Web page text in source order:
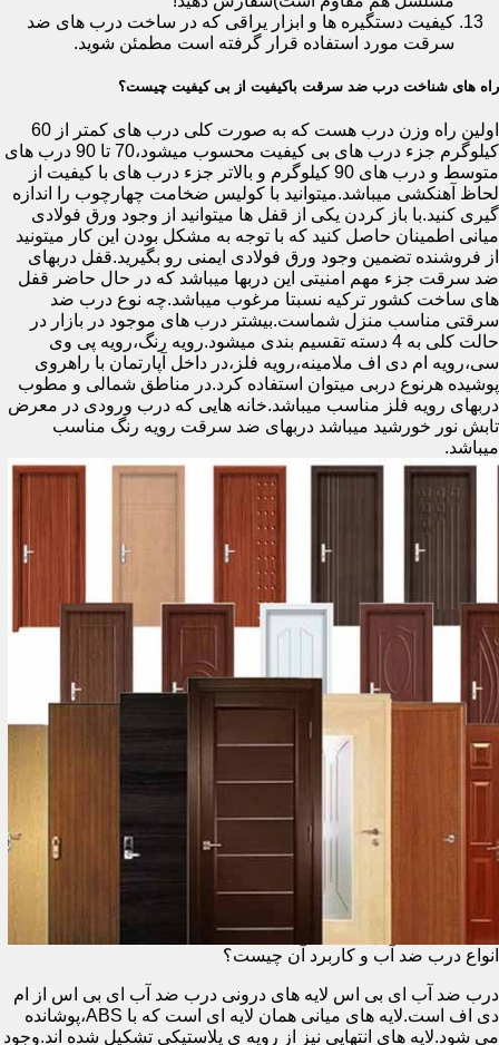
کیفیت دستگیره ها و ابزار یراقی که در ساخت درب های ضد
سرقت مورد استفاده قرار گرفته است مطمئن شوید.
راه های شناخت درب ضد سرقت باکیفیت از بی کیفیت چیست؟
اولین راه وزن درب هست که به صورت کلی درب های کمتر از 60
کیلوگرم جزء درب های بی کیفیت محسوب میشود،70 تا 90 درب های
متوسط و درب های 90 کیلوگرم و بالاتر جزء درب های با کیفیت از
لحاظ آهنکشی میباشد.میتوانید با کولیس ضخامت چهارچوب را اندازه
گیری کنید.با باز کردن یکی از قفل ها میتوانید از وجود ورق فولادی
میانی اطمینان حاصل کنید که با توجه به مشکل بودن این کار میتونید
از فروشنده تضمین وجود ورق فولادی ایمنی رو بگیرید.قفل دربهای
ضد سرقت جزء مهم امنیتی این دربها میباشد که در حال حاضر قفل
های ساخت کشور ترکیه نسبتا مرغوب میباشد.چه نوع درب ضد
سرقتی مناسب منزل شماست.بیشتر درب های موجود در بازار در
حالت کلی به 4 دسته تقسیم بندی میشود.رویه رنگ،رویه پی وی
سی،رویه ام دی اف ملامینه،رویه فلز،در داخل آپارتمان با راهروی
پوشیده هرنوع دربی میتوان استفاده کرد.در مناطق شمالی و مطوب
دربهای رویه فلز مناسب میباشد.خانه هایی که درب ورودی در معرض
تابش نور خورشید میباشد دربهای ضد سرقت رویه رنگ مناسب
میباشد.
انواع درب ضد آب و کاربرد آن چیست؟
درب ضد آب ای بی اس لایه های درونی درب ضد آب ای بی اس از ام
دی اف است.لایه های میانی همان لایه ای است که با ABS،پوشانده
می شود.لایه های انتهایی نیز از رویه ی پلاستیکی تشکیل شده اند.وجود